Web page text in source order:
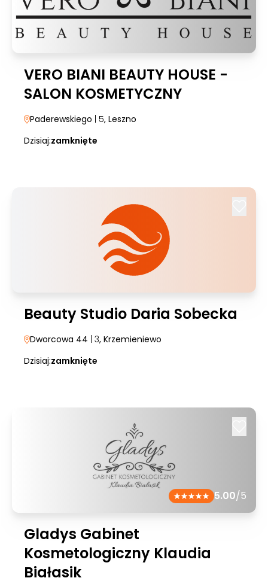
VERO BIANI BEAUTY HOUSE -
SALON KOSMETYCZNY
Paderewskiego | 5, Leszno
Dzisiaj:zamknięte
Beauty Studio Daria Sobecka
Dworcowa 44 | 3, Krzemieniewo
Dzisiaj:zamknięte
5.00/5
Gladys Gabinet
Kosmetologiczny Klaudia
Białasik